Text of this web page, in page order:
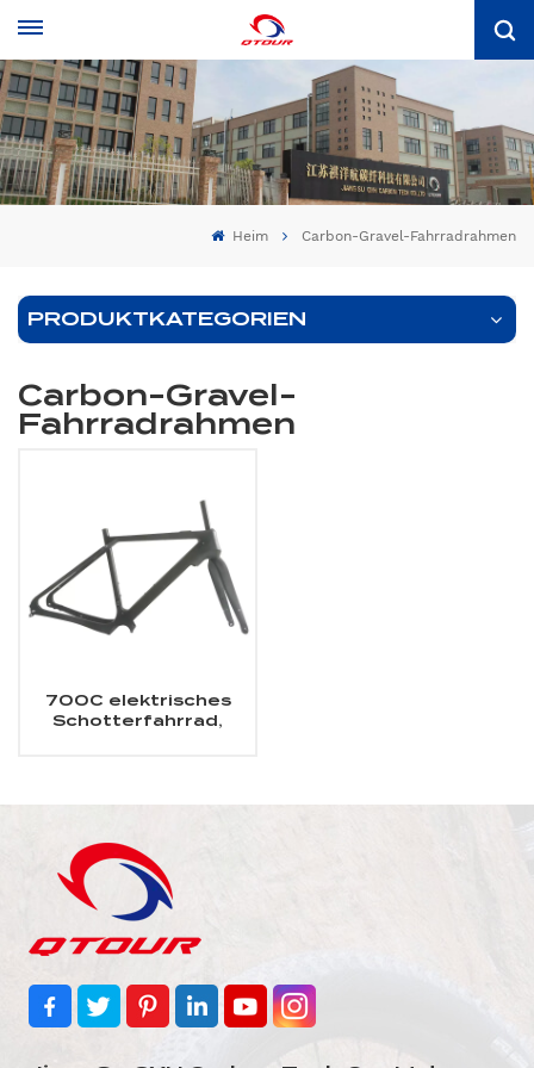
Heim Carbon-Gravel-Fahrradrahmen
PRODUKTKATEGORIEN
Carbon-Gravel-
Fahrradrahmen
700C elektrisches
Schotterfahrrad,
Antriebssystem